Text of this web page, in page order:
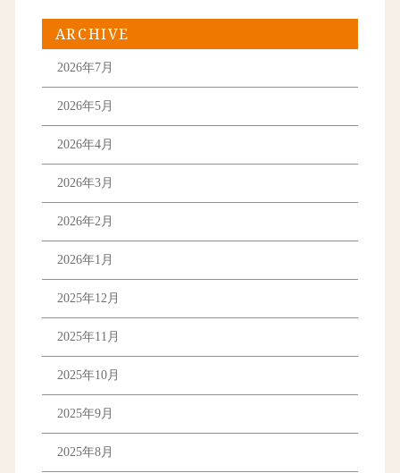
ARCHIVE
2026年7月
2026年5月
2026年4月
2026年3月
2026年2月
2026年1月
2025年12月
2025年11月
2025年10月
2025年9月
2025年8月